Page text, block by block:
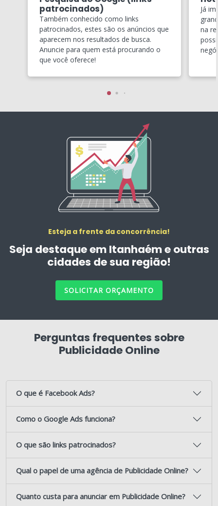
patrocinados)
Também conhecido como links
patrocinados, estes são os anúncios que
aparecem nos resultados de busca.
Anuncie para quem está procurando o
que você oferece!
Já
na
Esteja a frente da concorrência!
Seja destaque em Itanhaém e outras
cidades de sua região!
SOLICITAR ORÇAMENTO
Perguntas frequentes sobre
Publicidade Online
O que é Facebook Ads?
Como o Google Ads funciona?
O que são links patrocinados?
Qual o papel de uma agência de Publicidade Online?
Quanto custa para anunciar em Publicidade Online?